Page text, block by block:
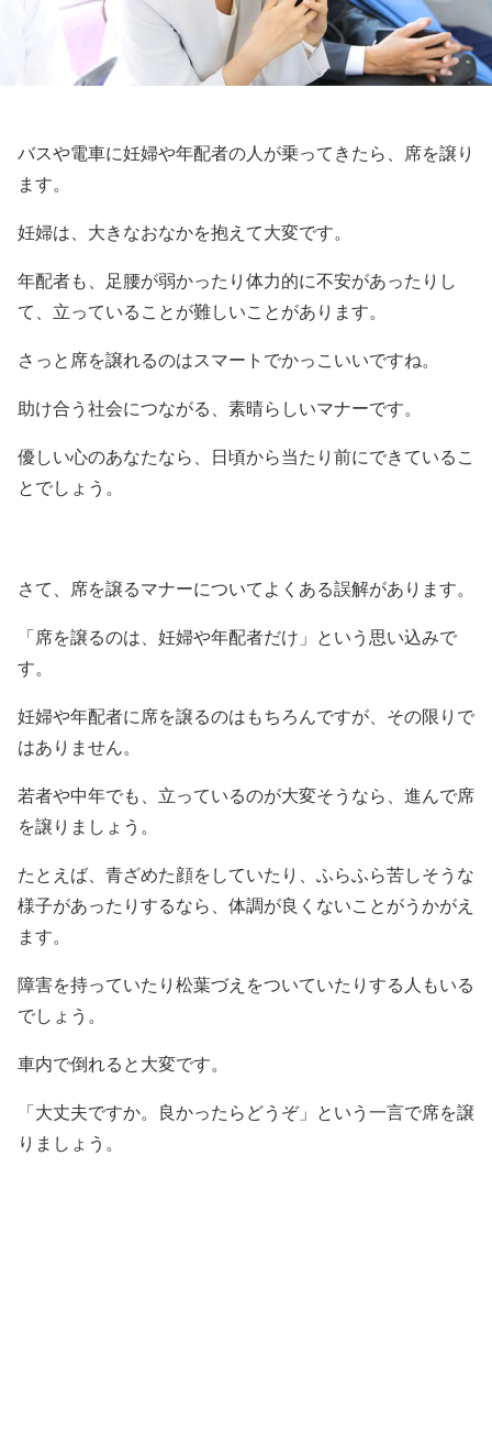
バスや電車に妊婦や年配者の人が乗ってきたら、席を譲り
ます。
妊婦は、大きなおなかを抱えて大変です。
年配者も、足腰が弱かったり体力的に不安があったりし
て、立っていることが難しいことがあります。
さっと席を譲れるのはスマートでかっこいいですね。
助け合う社会につながる、素晴らしいマナーです。
優しい心のあなたなら、日頃から当たり前にできているこ
とでしょう。
さて、席を譲るマナーについてよくある誤解があります。
「席を譲るのは、妊婦や年配者だけ」という思い込みで
す。
妊婦や年配者に席を譲るのはもちろんですが、その限りで
はありません。
若者や中年でも、立っているのが大変そうなら、進んで席
を譲りましょう。
たとえば、青ざめた顔をしていたり、ふらふら苦しそうな
様子があったりするなら、体調が良くないことがうかがえ
ます。
障害を持っていたり松葉づえをついていたりする人もいる
でしょう。
車内で倒れると大変です。
「大丈夫ですか。良かったらどうぞ」という一言で席を譲
りましょう。